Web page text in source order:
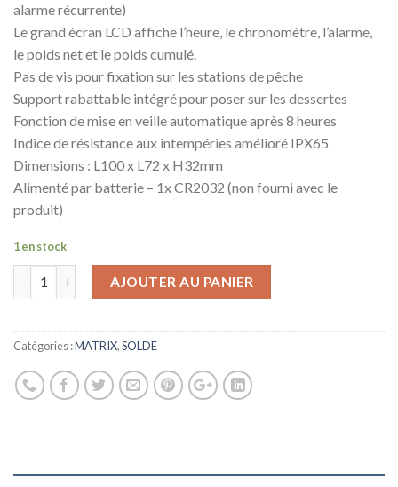
alarme récurrente)
Le grand écran LCD affiche l’heure, le chronomètre, l’alarme,
le poids net et le poids cumulé.
Pas de vis pour fixation sur les stations de pêche
Support rabattable intégré pour poser sur les dessertes
Fonction de mise en veille automatique après 8 heures
Indice de résistance aux intempéries amélioré IPX65
Dimensions : L100 x L72 x H32mm
Alimenté par batterie – 1x CR2032 (non fourni avec le
produit)
1 en stock
AJOUTER AU PANIER
Catégories :MATRIX,SOLDE